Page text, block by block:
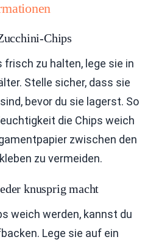
Chips
frisch zu halten, lege sie in
Stelle sicher, dass sie
bevor du sie lagerst. So
die Chips weich
zwischen den
zu vermeiden.
knusprig macht
weich werden, kannst du
Lege sie auf ein